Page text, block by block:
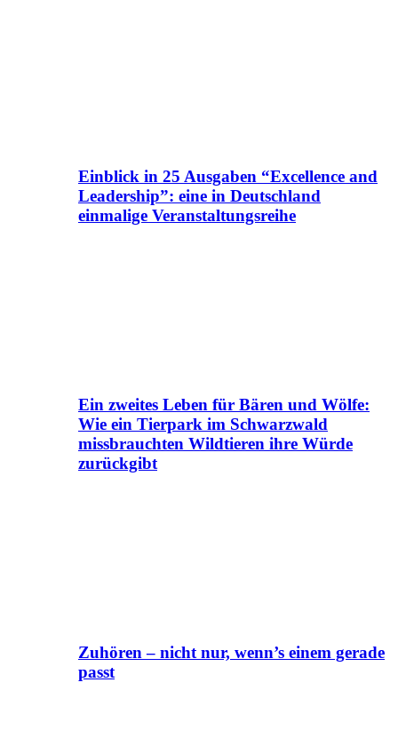
Einblick in 25 Ausgaben “Excellence and
Leadership”: eine in Deutschland
einmalige Veranstaltungsreihe
Ein zweites Leben für Bären und Wölfe:
Wie ein Tierpark im Schwarzwald
missbrauchten Wildtieren ihre Würde
zurückgibt
Zuhören – nicht nur, wenn’s einem gerade
passt